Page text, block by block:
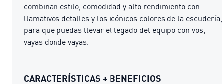
combinan estilo, comodidad y alto rendimiento con
llamativos detalles y los icónicos colores de la escudería,
para que puedas llevar el legado del equipo con vos,
vayas donde vayas.
CARACTERÍSTICAS + BENEFICIOS